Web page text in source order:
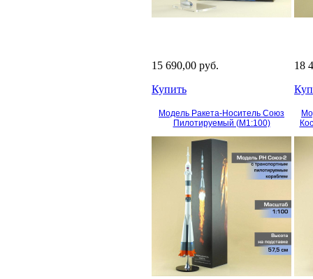
15 690,00 руб.
Купить
18
Модель Ракета-Носитель Союз
Пилотируемый (М1:100)